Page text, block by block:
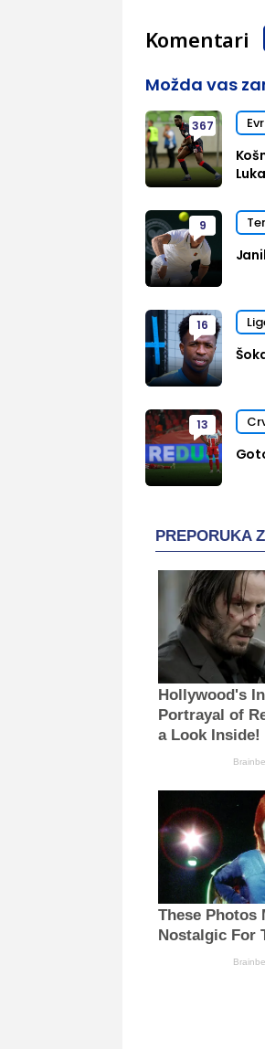
Komentari
Možda vas
367
9
16
13
PREPORUKA
Hollywood's
Portrayal of
a Look Inside!
These Photos
Nostalgic For